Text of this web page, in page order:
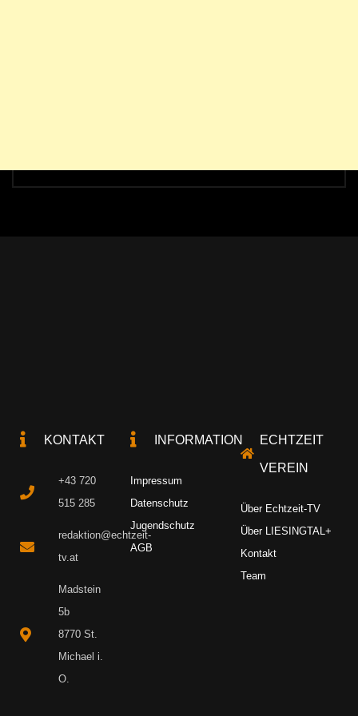
KONTAKT
+43 720
515 285
redaktion@echtzeit-
tv.at
Madstein
5b
8770 St.
Michael i.
O.
INFORMATION
Impressum
Datenschutz
Jugendschutz
AGB
ECHTZEIT
VEREIN
Über Echtzeit-TV
Über LIESINGTAL+
Kontakt
Team